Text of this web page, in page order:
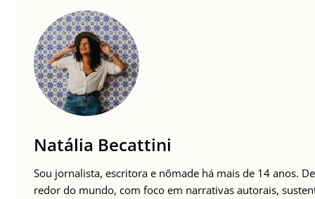
Natália Becattini
Sou jornalista, escritora e nômade há mais de 14 anos.
redor do mundo, com foco em narrativas autorais,